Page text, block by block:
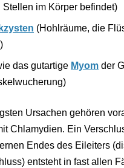
Stellen im Körper befindet)
(Hohlräume, die
das gutartige Myom der
Ursachen gehören
Chlamydien. Ein
Endes des Eileiters
entsteht in fast allen